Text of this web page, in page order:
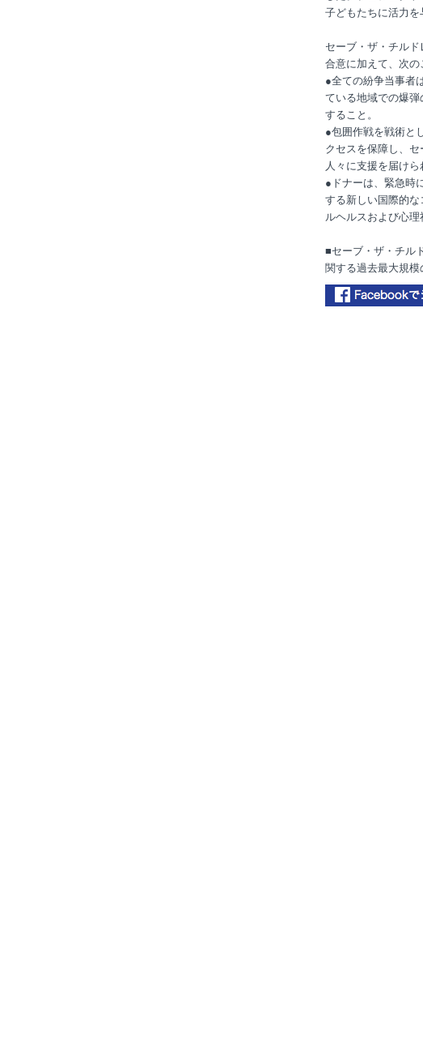
子どもたちに活力を
セーブ・ザ・チル
合意に加えて、次
●全ての紛争当事者
ている地域での爆
すること。
●包囲作戦を戦術と
クセスを保障し、
人々に支援を届けら
●ドナーは、緊急時
する新しい国際的
ルヘルスおよび心理
■セーブ・ザ・チル
関する過去最大規